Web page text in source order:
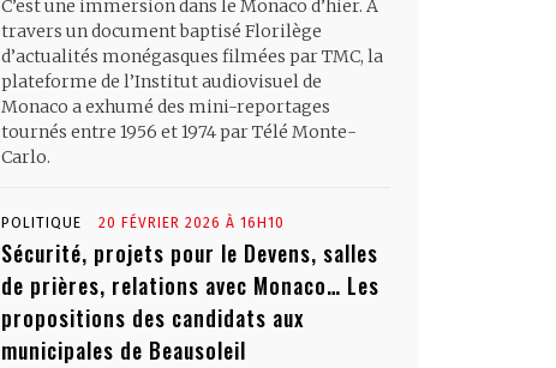
C’est une immersion dans le Monaco d’hier. À
travers un document baptisé Florilège
d’actualités monégasques filmées par TMC, la
plateforme de l’Institut audiovisuel de
Monaco a exhumé des mini-reportages
tournés entre 1956 et 1974 par Télé Monte-
Carlo.
POLITIQUE 20 FÉVRIER 2026 À 16H10
Sécurité, projets pour le Devens, salles
de prières, relations avec Monaco… Les
propositions des candidats aux
municipales de Beausoleil